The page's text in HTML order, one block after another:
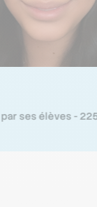
par ses élèves -